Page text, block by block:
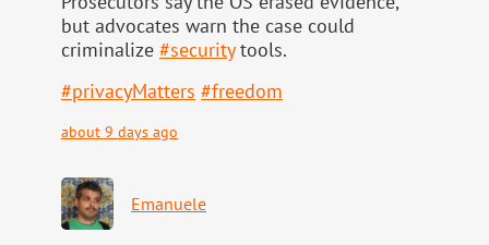
but advocates warn the case could
criminalize #securitytools.
#privacyMatters #freedom
about 9 days ago
Emanuele